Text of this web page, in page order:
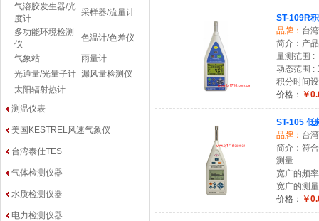
气溶胶发生器/光
度计
采样器/流量计
多功能环境检测
仪
色温计/色差仪
气象站
雨量计
光通量/光量子计 漏风量检测仪
太阳辐射热计
测温仪表
美国KESTREL风速气象仪
台湾泰仕TES
气体检测仪器
水质检测仪器
电力检测仪器
ST-109R
品牌： 台
简介：产
量测范围 :
动态范围 :
积分时间
价格： ￥
ST-105 低
品牌： 台
简介：符
测量
宽广的频
宽广的测
价格： ￥